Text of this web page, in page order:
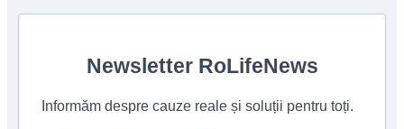
Newsletter RoLifeNews
Informăm despre cauze reale și soluții pentru toți.